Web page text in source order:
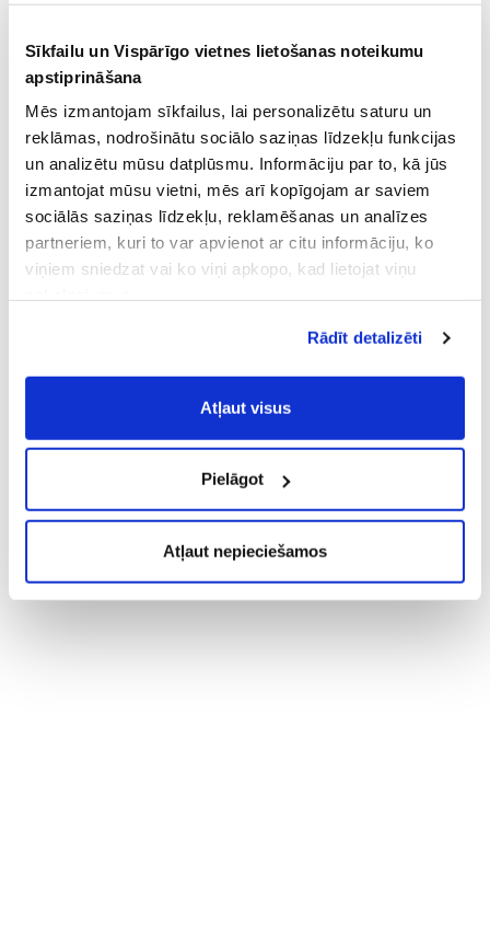
Sīkfailu un Vispārīgo vietnes lietošanas noteikumu
apstiprināšana
Mēs izmantojam sīkfailus, lai personalizētu saturu un
reklāmas, nodrošinātu sociālo saziņas līdzekļu funkcijas
un analizētu mūsu datplūsmu. Informāciju par to, kā jūs
izmantojat mūsu vietni, mēs arī kopīgojam ar saviem
sociālās saziņas līdzekļu, reklamēšanas un analīzes
partneriem, kuri to var apvienot ar citu informāciju, ko
viņiem sniedzat vai ko viņi apkopo, kad lietojat viņu
Vispārīgiem vietnes lietošanas
noteikumiem(saīsināti - VVLN).
Rādīt detalizēti
Atļaut visus
Pielāgot
Atļaut nepieciešamos